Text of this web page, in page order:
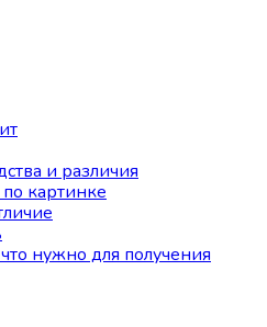
и различия
картинке
нужно для получения